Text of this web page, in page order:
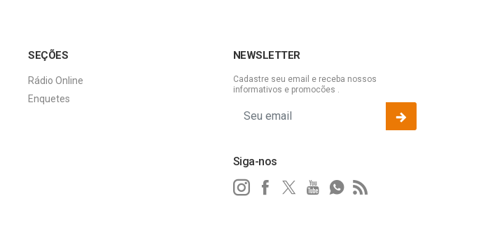
SEÇÕES
Rádio Online
Enquetes
NEWSLETTER
Cadastre seu email e receba nossos
informativos e promocões .
Siga-nos